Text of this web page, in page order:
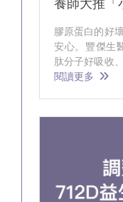
膠原蛋白的好
安心。豐傑生
肽分子好吸收
顏美容的優質選
閱讀更多